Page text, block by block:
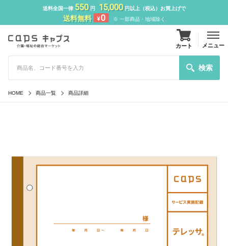
送料全国一律 550円 15,000円以上（税込）お買上げで
送料無料 ¥0 ※ 一部商品・地域除く
検索
カート メニュー
HOME 商品一覧 商品詳細